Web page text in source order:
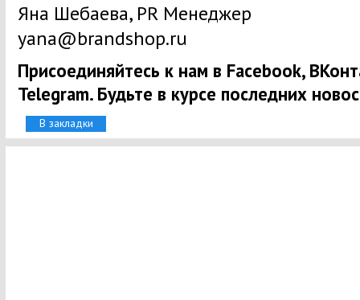
Яна Шебаева, PR Менеджер
yana@brandshop.ru
Присоединяйтесь к нам в Facebook,
Telegram. Будьте в курсе последних
В закладки